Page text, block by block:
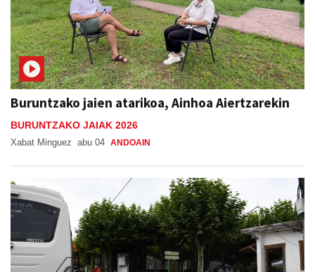
Buruntzako jaien atarikoa, Ainhoa Aiertzarekin
BURUNTZAKO JAIAK 2026
Xabat Minguez abu 04 ANDOAIN